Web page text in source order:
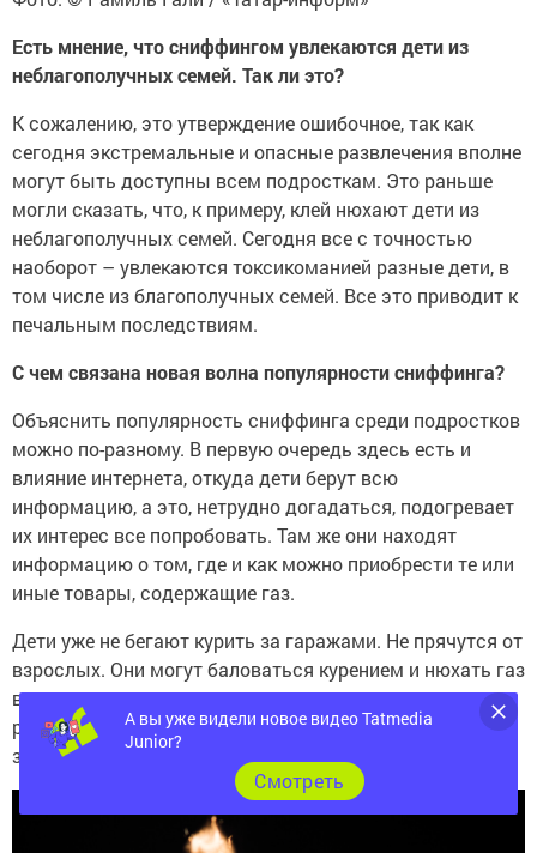
Есть мнение, что сниффингом увлекаются дети из
неблагополучных семей. Так ли это?
К сожалению, это утверждение ошибочное, так как
сегодня экстремальные и опасные развлечения вполне
могут быть доступны всем подросткам. Это раньше
могли сказать, что, к примеру, клей нюхают дети из
неблагополучных семей. Сегодня все с точностью
наоборот – увлекаются токсикоманией разные дети, в
том числе из благополучных семей. Все это приводит к
печальным последствиям.
С чем связана новая волна популярности сниффинга?
Объяснить популярность сниффинга среди подростков
можно по-разному. В первую очередь здесь есть и
влияние интернета, откуда дети берут всю
информацию, а это, нетрудно догадаться, подогревает
их интерес все попробовать. Там же они находят
информацию о том, где и как можно приобрести те или
иные товары, содержащие газ.
Дети уже не бегают курить за гаражами. Не прячутся от
взрослых. Они могут баловаться курением и нюхать газ
в подъезде, и их совершенно не останавливает то, что
рядом может появиться взрослый человек, сделать
замечание.
А вы уже видели новое видео Tatmedia
Junior?
Cмотреть